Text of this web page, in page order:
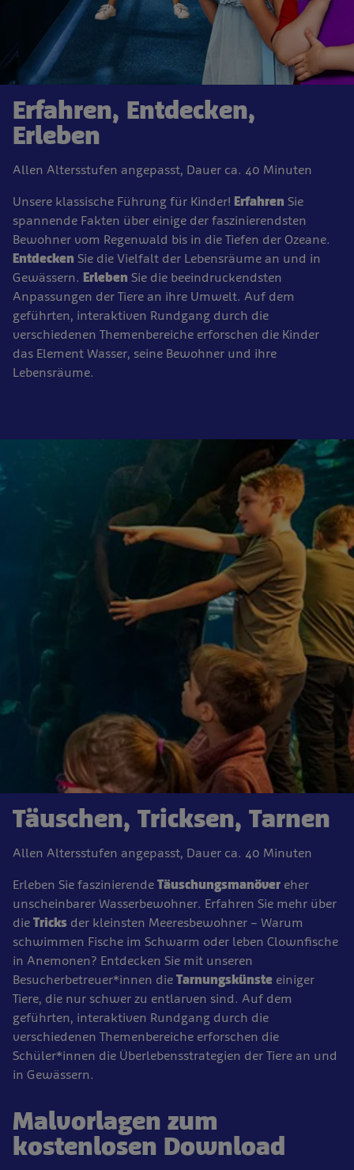
Erfahren, Entdecken,
Erleben
Allen Altersstufen angepasst, Dauer ca. 40 Minuten
Unsere klassische Führung für Kinder! Erfahren Sie
spannende Fakten über einige der faszinierendsten
Bewohner vom Regenwald bis in die Tiefen der Ozeane.
Entdecken Sie die Vielfalt der Lebensräume an und in
Gewässern. Erleben Sie die beeindruckendsten
Anpassungen der Tiere an ihre Umwelt. Auf dem
geführten, interaktiven Rundgang durch die
verschiedenen Themenbereiche erforschen die Kinder
das Element Wasser, seine Bewohner und ihre
Lebensräume.
Täuschen, Tricksen, Tarnen
Allen Altersstufen angepasst, Dauer ca. 40 Minuten
Erleben Sie faszinierende Täuschungsmanöver eher
unscheinbarer Wasserbewohner. Erfahren Sie mehr über
die Tricks der kleinsten Meeresbewohner – Warum
schwimmen Fische im Schwarm oder leben Clownfische
in Anemonen? Entdecken Sie mit unseren
Besucherbetreuer*innen die Tarnungskünste einiger
Tiere, die nur schwer zu entlarven sind. Auf dem
geführten, interaktiven Rundgang durch die
verschiedenen Themenbereiche erforschen die
Schüler*innen die Überlebensstrategien der Tiere an und
in Gewässern.
Malvorlagen zum
kostenlosen Download